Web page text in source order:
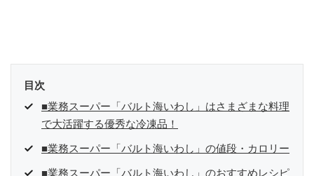
目次
■業務スーパー「バルト海いわし」はさまざまな料理
で大活躍する優秀な冷凍品！
■業務スーパー「バルト海いわし」の値段・カロリー
■業務スーパー「バルト海いわし」のおすすめレシピ